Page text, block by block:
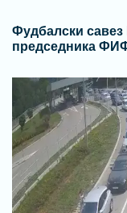
Фудбалски
председника